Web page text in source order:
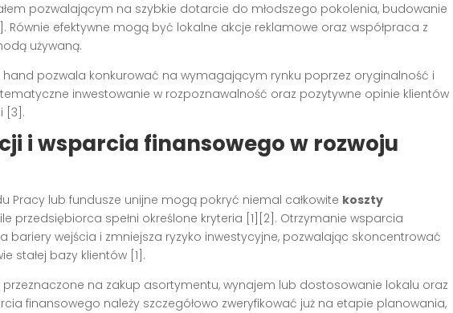
pozwalającym na szybkie dotarcie do młodszego pokolenia, budowanie
Równie efektywne mogą być lokalne akcje reklamowe oraz współpraca z
używaną.
hand pozwala konkurować na wymagającym rynku poprzez oryginalność i
inwestowanie w rozpoznawalność oraz pozytywne opinie klientów
[3].
i wsparcia finansowego w rozwoju
Pracy lub fundusze unijne mogą pokryć niemal całkowite koszty
przedsiębiorca spełni określone kryteria [1][2]. Otrzymanie wsparcia
bariery wejścia i zmniejsza ryzyko inwestycyjne, pozwalając skoncentrować
stałej bazy klientów [1].
na zakup asortymentu, wynajem lub dostosowanie lokalu oraz
finansowego należy szczegółowo zweryfikować już na etapie planowania,